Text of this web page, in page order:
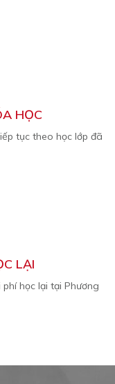
HỌC
tục theo học lớp đã
LẠI
học lại tại Phương